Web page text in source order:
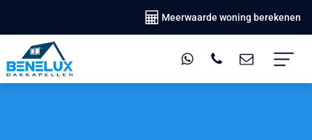
Meerwaarde woning berekenen